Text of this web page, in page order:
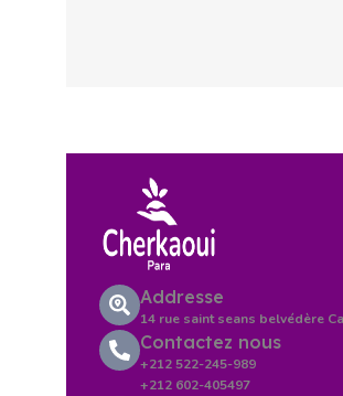
Addresse
14 rue saint seans belvédère
Contactez nous
+212 522-245-989
+212 602-405497